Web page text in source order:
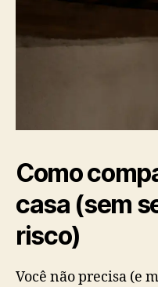
Como
casa (sem
risco)
Você não precisa (e